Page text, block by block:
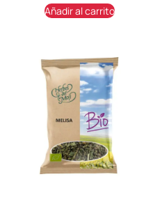
Añadir al carrito